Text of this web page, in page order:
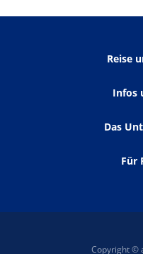
Reise
Infos
Das
Für
Copyright ©